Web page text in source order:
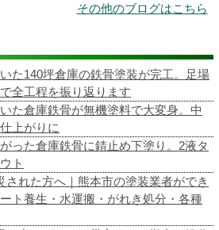
その他のブログはこちら
た140坪倉庫の鉄骨塗装が完工。足場
全工程を振り返ります
た倉庫鉄骨が無機塗料で大変身。中
上がりに
った倉庫鉄骨に錆止め下塗り。2液タ
ト
された方へ｜熊本市の塗装業者ができ
ト養生・水運搬・がれき処分・各種